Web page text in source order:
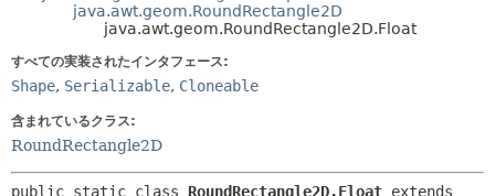
java.awt.geom.RoundRectangle2D
java.awt.geom.RoundRectangle2D.Float
すべての実装されたインタフェース:
Shape, Serializable, Cloneable
含まれているクラス:
RoundRectangle2D
public static class RoundRectangle2D.Float